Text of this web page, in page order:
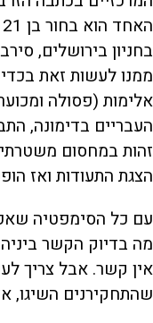
בחניון בירושלים,
ממנו לעשות זאת בכדי
אלימות (פסולה
העבריים בדימונה,
זהות במחסום
הצגת התעודות ואז
עם כל הסימפטיה
מה בדיוק הקשר
אין קשר. אבל צריך
שהתחקירנים השיגו,